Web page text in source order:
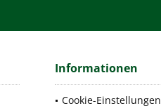
Informationen
Cookie-Einstellungen